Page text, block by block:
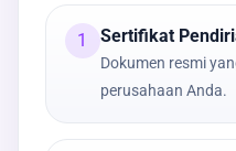
1 Sertifikat
Dokumen resmi
perusahaan Anda.